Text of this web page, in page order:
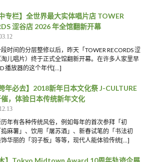
专栏】全世界最大实体唱片店 TOWER
涩谷店 2026 年全馆翻新开幕
时间的分层整修以后，昨天「TOWER RECORDS 涩
儿唱片）终于正式全馆翻新开幕。在许多人家里早
播放器的这个年代[…]
年必去】2018新年日本文化祭 J-CULTURE
催，体验日本传统新年文化
历年有各种传统风俗，例如每年的首次参拜「初
麻薯」、饮用「屠苏酒」、新春试笔的「书法初
饰华丽的「羽子板」等等，现代人能体验传统[…]